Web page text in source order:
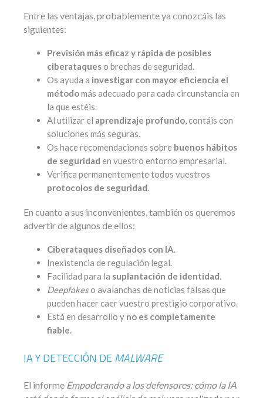
Entre las ventajas, probablemente ya conozcáis las
siguientes:
Previsión más eficaz y rápida de posibles
ciberataqueso brechas de seguridad.
Os ayuda a investigar con mayor eficiencia el
métodomás adecuado para cada circunstancia en
la que estéis.
Al utilizar el aprendizaje profundo, contáis con
soluciones más seguras.
Os hace recomendaciones sobre buenos hábitos
de seguridad en vuestro entorno empresarial.
Verifica permanentemente todos vuestros
protocolos de seguridad.
En cuanto a sus inconvenientes, también os queremos
advertir de algunos de ellos:
Ciberataques diseñados con IA.
Inexistencia de regulación legal.
Facilidad para la suplantación de identidad.
Deepfakeso avalanchas de noticias falsas que
pueden hacer caer vuestro prestigio corporativo.
Está en desarrollo y no es completamente
fiable.
IA Y DETECCIÓN DEMALWARE
El informe Empoderando a los defensores: cómo la IA